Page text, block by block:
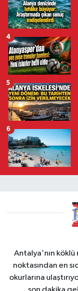
4
5
6
Antalya'nın köklü
noktasından en
okurlarına